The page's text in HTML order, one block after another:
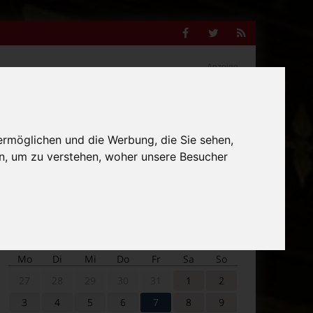
und die Werbung, die Sie sehen,
um zu verstehen, woher unsere Besucher
Facebook
Twitter
Anzeige
Suche
nach:
Mo Di Mi Do Fr Sa
So
1
2
3
4 5 6 7 8
9